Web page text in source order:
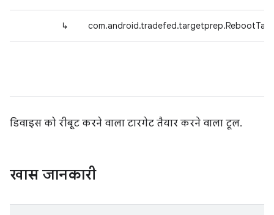
↳
डिवाइस को रीबूट करने वाला टारगेट तैयार करने वाला टूल.
खास जानकारी